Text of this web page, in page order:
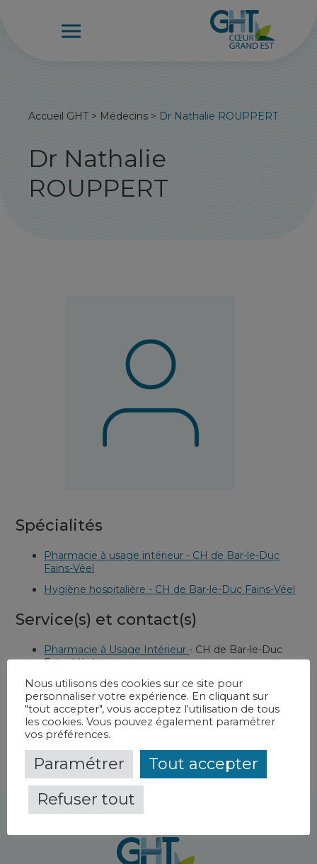
Accueil GHT> Médecins > Dr Nathalie ROUPPERT
Dr Nathalie
ROUPPERT
Spécialités
Pharmacie à usage intérieur - CH de Bar-le-Duc
Fains-Véel
Hygiène hospitalière - CH de Bar-le-Duc Fains-Véel
Service(s) et contact(s)
Pharmacie à Usage Intérieur - CH de Bar-le-Duc
Fains-Véel
Equipe Mobile du Risque Infectieux - Bar-le-Duc
Fains-Véel -CH de Bar-le-Duc Fains-Véel
Nous utilisons des cookies sur ce site pour
personnaliser votre expérience. En cliquant sur
"tout accepter", vous acceptez l'utilisation de tous
les cookies. Vous pouvez également paramétrer
vos préférences.
Paramétrer
Tout accepter
Refuser tout